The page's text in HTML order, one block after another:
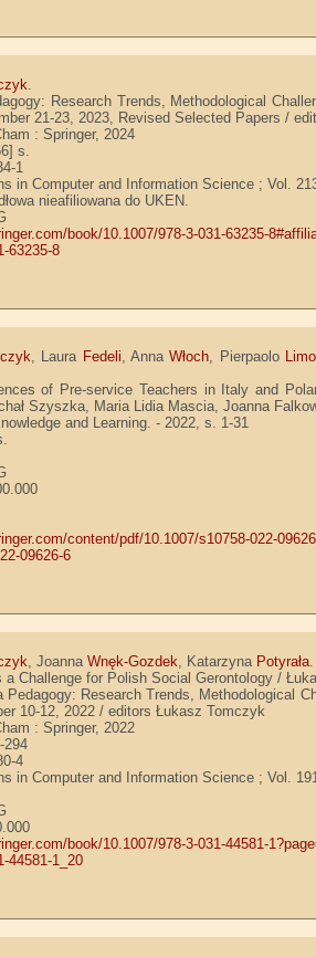
.
Research Trends, Methodological
21-23, 2023, Revised Selected Papers /
: Springer, 2024
s.
1
in Computer and Information Science ; Vol.
nieafiliowana do UKEN.
book/10.1007/978-3-031-63235-
63235-8
, Laura Fedeli, AnnaWłoch, Pierpaolo
of Pre-service Teachers in Italy and
Szyszka, Maria Lidia Mascia, Joanna
and Learning. - 2022, s. 1-31
content/pdf/10.1007/s10758-022-
09626-6
, JoannaWnęk-Gozdek, Katarzyna Potyrała.
a Challenge for Polish Social Gerontology /
Pedagogy: Research Trends, Methodological
10-12, 2022 / editors Łukasz Tomczyk
: Springer, 2022
294
4
in Computer and Information Science ; Vol.
book/10.1007/978-3-031-44581-
44581-1_20